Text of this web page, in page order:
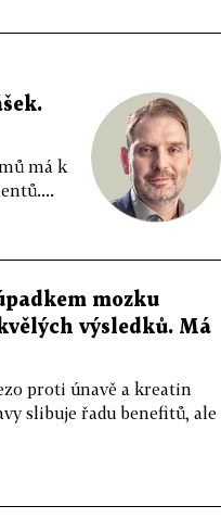
má k
mozku
výsledků. Má
proti únavě a kreatin
slibuje řadu benefitů, ale